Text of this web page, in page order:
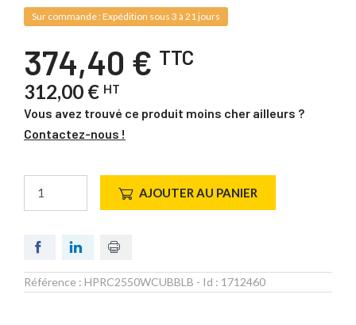
Sur commande : Expédition sous 3 à 21 jours
374,40 € TTC
312,00 € HT
Vous avez trouvé ce produit moins cher ailleurs ?
Contactez-nous !
AJOUTER AU PANIER
Référence : HPRC2550WCUBBLB - Id : 1712460